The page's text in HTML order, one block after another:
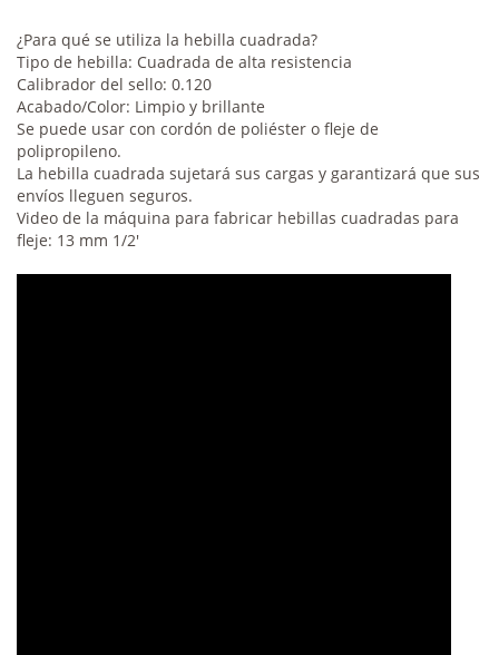
¿Para qué se utiliza la hebilla cuadrada?
Tipo de hebilla: Cuadrada de alta resistencia
Calibrador del sello: 0.120
Acabado/Color: Limpio y brillante
Se puede usar con cordón de poliéster o fleje de
polipropileno.
La hebilla cuadrada sujetará sus cargas y garantizará que sus
envíos lleguen seguros.
Video de la máquina para fabricar hebillas cuadradas para
fleje: 13 mm 1/2'